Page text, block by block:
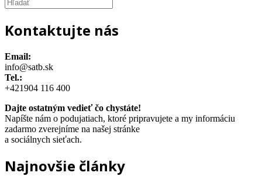
Kontaktujte nás
Email:
info@satb.sk
Tel.:
+421904 116 400
Dajte ostatným vedieť čo chystáte!
Napíšte nám o podujatiach, ktoré pripravujete a my informáciu
zadarmo zverejníme na našej stránke
a sociálnych sieťach.
Najnovšie články